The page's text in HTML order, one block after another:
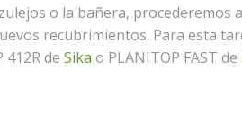
o la bañera, procederemos a
recubrimientos. Para esta
de Sika o PLANITOP FAST de